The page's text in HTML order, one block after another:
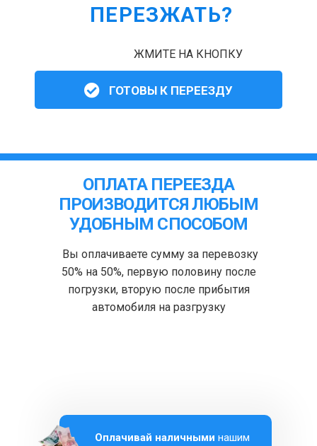
ПЕРЕЗЖАТЬ?
ЖМИТЕ НА КНОПКУ
ГОТОВЫ К ПЕРЕЕЗДУ
ОПЛАТА ПЕРЕЕЗДА
ПРОИЗВОДИТСЯ ЛЮБЫМ
УДОБНЫМ СПОСОБОМ
Вы оплачиваете сумму за перевозку
50% на 50%, первую половину после
погрузки, вторую после прибытия
автомобиля на разгрузку
Оплачивай наличными нашим